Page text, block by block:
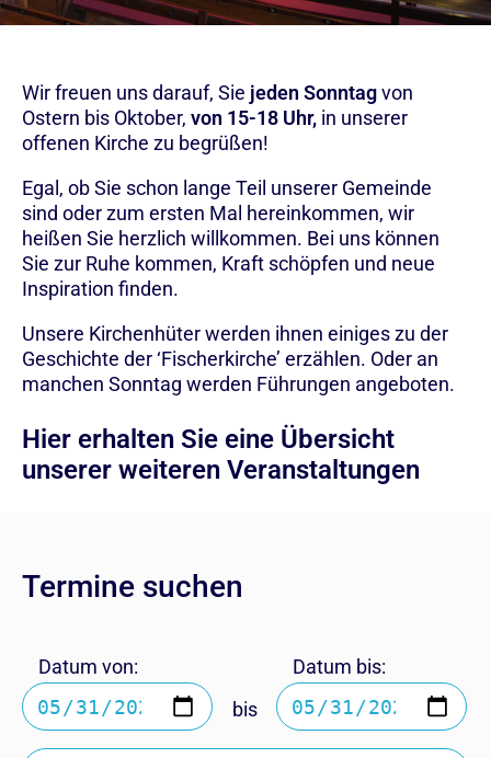
Wir freuen uns darauf, Sie jeden Sonntagvon
Ostern bis Oktober, von 15-18 Uhr, in unserer
offenen Kirche zu begrüßen!
Egal, ob Sie schon lange Teil unserer Gemeinde
sind oder zum ersten Mal hereinkommen, wir
heißen Sie herzlich willkommen. Bei uns können
Sie zur Ruhe kommen, Kraft schöpfen und neue
Inspiration finden.
Unsere Kirchenhüter werden ihnen einiges zu der
Geschichte der ‘Fischerkirche’ erzählen. Oder an
manchen Sonntag werden Führungen angeboten.
Hier erhalten Sie eine Übersicht
unserer weiteren Veranstaltungen
Termine suchen
Datum von:
bis
Datum bis: